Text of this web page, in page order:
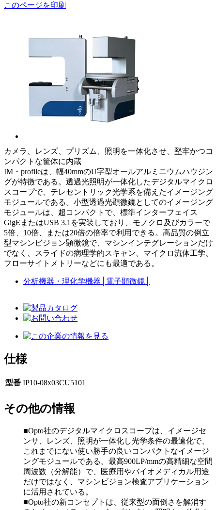
このページを印刷
カメラ、レンズ、プリズム、照明を一体化させ、堅牢かつコ
ンパクトな筐体に内蔵
IM・profileは、幅40mmのU字型オールアルミニウムハウジン
グが特徴である。透過光照明が一体化したデジタルマイクロ
スコープで、テレセントリック光学系を備えたイメージング
モジュールである。小型透過光顕微鏡としてのイメージング
モジュールは、超コンパクトで、標準インターフェイス
GigEまたはUSB 3.1を実装しており、モノクロ及びカラーで
5倍、10倍、または20倍の倍率で利用できる。高品質の倒立
型マシンビジョン顕微鏡で、マシンインテグレーションだけ
でなく、スライドの病理学的スキャン、マイクロ流体工学、
フローサイトメトリーなどにも最適である。
分析機器・理化学機器 電子顕微鏡
仕様
型番 IP10-08x03CU5101
その他の情報
■Opto社のデジタルマイクロスコープは、イメージセ
ンサ、レンズ、照明が一体化し光学条件の最適化で、
これまでにない使い勝手の良いコンパクトなイメージ
ングモジュールである。最高900LP/mmの高精細な空間
周波数（分解能）で、医療用やバイオメディカル用途
だけではなく、マシンビジョン検査アプリケーション
に活用されている。
■Opto社の新コンセプトは、従来型の面倒さを解消す